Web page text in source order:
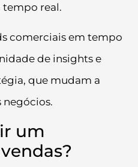
real.
comerciais em tempo
de insights e
que mudam a
negócios.
um